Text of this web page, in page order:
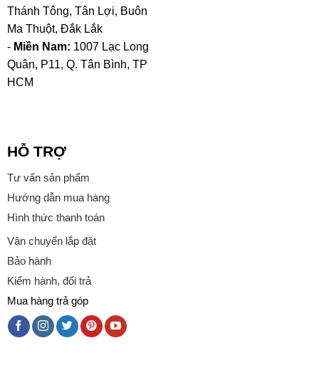
Thánh Tông, Tân Lợi, Buôn
Ma Thuột, Đắk Lắk
- Miền Nam: 1007 Lạc Long
Quân, P11, Q. Tân Bình, TP
HCM
HỖ TRỢ
Tư vấn sản phẩm
Hướng dẫn mua hàng
Hình thức thanh toán
Vận chuyển lắp đặt
Bảo hành
Kiểm hành, đổi trả
Mua hàng trả góp